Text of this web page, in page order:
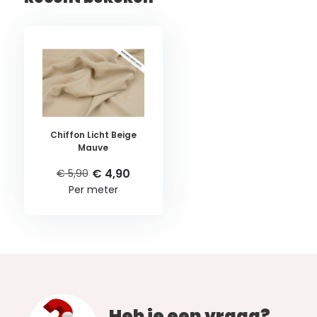
Chiffon Licht Beige
Mauve
€ 5,90 € 4,90
Per meter